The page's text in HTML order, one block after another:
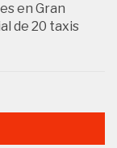
en Gran
de 20 taxis